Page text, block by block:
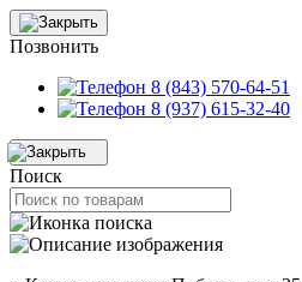
Позвонить
8 (843) 570-64-51
8 (937) 615-32-40
Поиск